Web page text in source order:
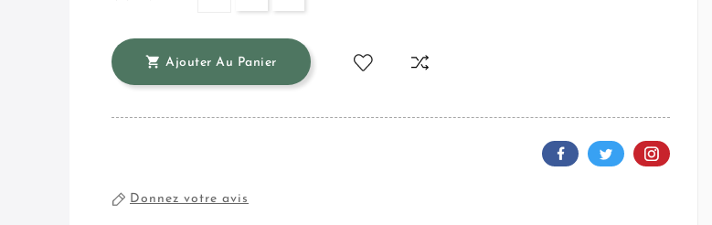
 Ajouter Au Panier
Donnez votre avis